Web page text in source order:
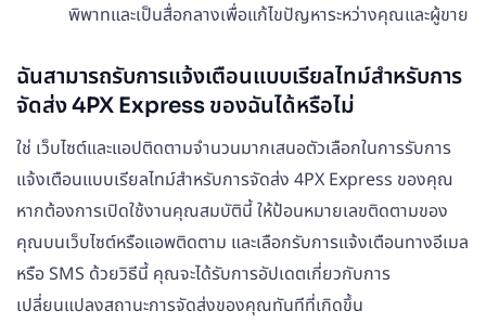
พิพาทและเป็นสื่อกลางเพื่อแก้ไขปัญหาระหว่างคุณและผู้ขาย
ฉันสามารถรับการแจ้งเตือนแบบเรียลไทม์สำหรับการ
จัดส่ง 4PX Express ของฉันได้หรือไม่
ใช่ เว็บไซต์และแอปติดตามจำนวนมากเสนอตัวเลือกในการรับการ
แจ้งเตือนแบบเรียลไทม์สำหรับการจัดส่ง 4PX Express ของคุณ
หากต้องการเปิดใช้งานคุณสมบัตินี้ ให้ป้อนหมายเลขติดตามของ
คุณบนเว็บไซต์หรือแอพติดตาม และเลือกรับการแจ้งเตือนทางอีเมล
หรือ SMS ด้วยวิธีนี้ คุณจะได้รับการอัปเดตเกี่ยวกับการ
เปลี่ยนแปลงสถานะการจัดส่งของคุณทันทีที่เกิดขึ้น